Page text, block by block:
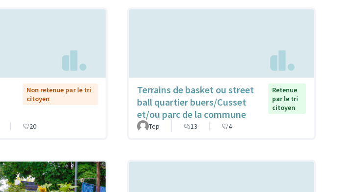
Non retenue par le tri
citoyen
20
Terrains de basket ou street
ball quartier buers/Cusset
et/ou parc de la commune
Retenue
par le tri
citoyen
Tep 13 4